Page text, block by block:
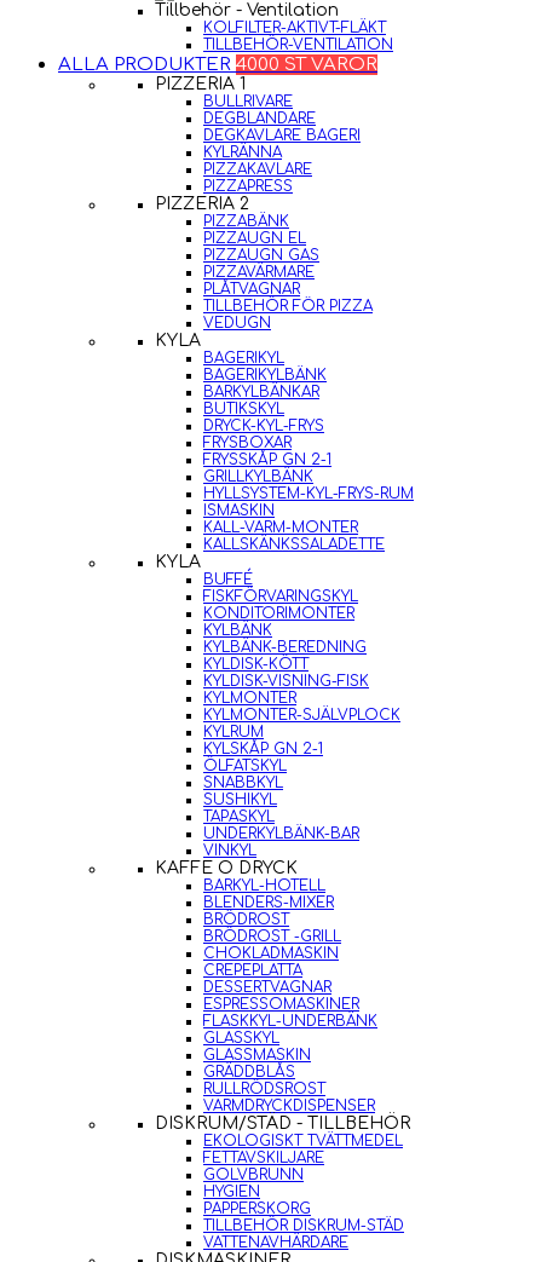
Tillbehör - Ventilation
KOLFILTER-AKTIVT-FLÄKT
TILLBEHÖR-VENTILATION
ALLA PRODUKTER 4000 ST VAROR
PIZZERIA 1
BULLRIVARE
DEGBLANDARE
DEGKAVLARE BAGERI
KYLRÄNNA
PIZZAKAVLARE
PIZZAPRESS
PIZZERIA 2
PIZZABÄNK
PIZZAUGN EL
PIZZAUGN GAS
PIZZAVÄRMARE
PLÅTVAGNAR
TILLBEHÖR FÖR PIZZA
VEDUGN
KYLA
BAGERIKYL
BAGERIKYLBÄNK
BARKYLBÄNKAR
BUTIKSKYL
DRYCK-KYL-FRYS
FRYSBOXAR
FRYSSKÅP GN 2-1
GRILLKYLBÄNK
HYLLSYSTEM-KYL-FRYS-RUM
ISMASKIN
KALL-VARM-MONTER
KALLSKÄNKSSALADETTE
KYLA
BUFFÉ
FISKFÖRVARINGSKYL
KONDITORIMONTER
KYLBÄNK
KYLBÄNK-BEREDNING
KYLDISK-KÖTT
KYLDISK-VISNING-FISK
KYLMONTER
KYLMONTER-SJÄLVPLOCK
KYLRUM
KYLSKÅP GN 2-1
ÖLFATSKYL
SNABBKYL
SUSHIKYL
TAPASKYL
UNDERKYLBÄNK-BAR
VINKYL
KAFFE O DRYCK
BARKYL-HOTELL
BLENDERS-MIXER
BRÖDROST
BRÖDROST -GRILL
CHOKLADMASKIN
CREPEPLATTA
DESSERTVAGNAR
ESPRESSOMASKINER
FLASKKYL-UNDERBÄNK
GLASSKYL
GLASSMASKIN
GRÄDDBLÅS
RULLRÖDSROST
VARMDRYCKDISPENSER
DISKRUM/STÄD - TILLBEHÖR
EKOLOGISKT TVÄTTMEDEL
FETTAVSKILJARE
GOLVBRUNN
HYGIEN
PAPPERSKORG
TILLBEHÖR DISKRUM-STÄD
VATTENAVHÄRDARE